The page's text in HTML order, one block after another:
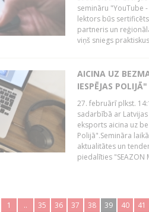
semināru "YouTube
lektors būs
partneris un
viņš sniegs
AICINA UZ
IESPĒJAS POLIJĀ"
27. februārī plkst.
sadarbībā ar
eksports aicina uz
Polijā".Semināra
aktualitātes un
piedalīties "SEAZON
1 .. 35 36 37 38 39 40 41